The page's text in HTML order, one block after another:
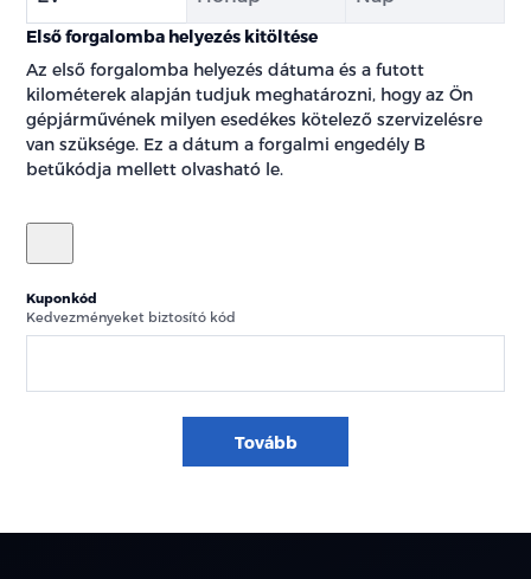
Első forgalomba helyezés kitöltése
Az első forgalomba helyezés dátuma és a futott
kilométerek alapján tudjuk meghatározni, hogy az Ön
gépjárművének milyen esedékes kötelező szervizelésre
van szüksége. Ez a dátum a forgalmi engedély B
betűkódja mellett olvasható le.
Kuponkód
Kedvezményeket biztosító kód
Tovább